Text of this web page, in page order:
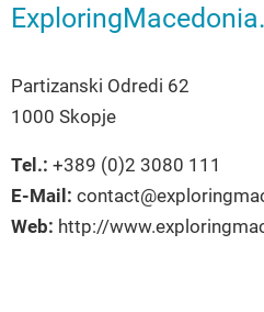
Niederlande
Norwegen
alle Länder…
Partizanski Odredi 62
1000 Skopje
Tel.: +389 (0)2 3080 111
E-Mail:
Web: http://